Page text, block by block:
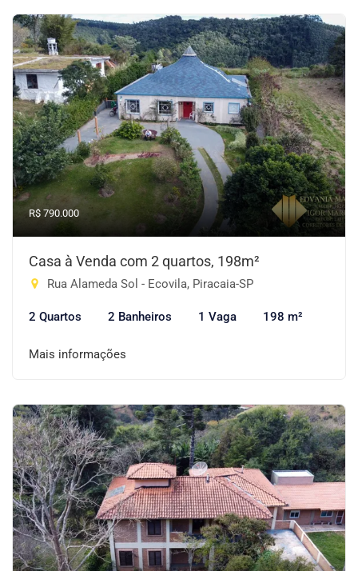
R$ 790.000
Casa à Venda com 2 quartos, 198m²
Rua Alameda Sol - Ecovila, Piracaia-SP
2 Quartos 2 Banheiros 1 Vaga 198 m²
Mais informações